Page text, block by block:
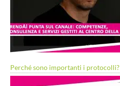
Perché sono importanti i protocolli?